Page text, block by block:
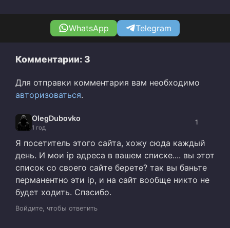
WhatsApp Telegram
Комментарии: 3
Для отправки комментария вам необходимо
авторизоваться.
OlegDubovko
1 год
1
Я посетитель этого сайта, хожу сюда каждый
день. И мои ip адреса в вашем списке.... вы этот
список со своего сайте берете? так вы баньте
перманентно эти ip, и на сайт вообще никто не
будет ходить. Спасибо.
Войдите, чтобы ответить